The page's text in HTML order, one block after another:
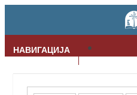
НАВИГАЦИЈА